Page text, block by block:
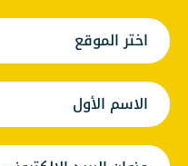
اختر الموقع